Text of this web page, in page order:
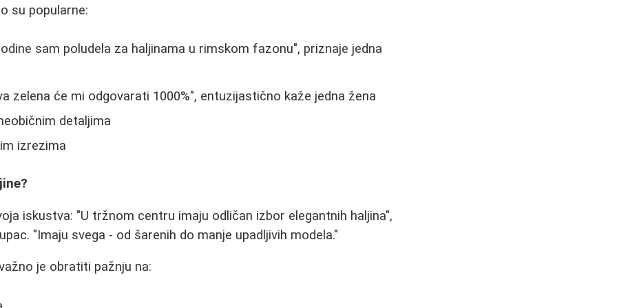
su popularne:
sam poludela za haljinama u rimskom fazonu", priznaje jedna
zelena će mi odgovarati 1000%", entuzijastično kaže jedna žena
detaljima
izrezima
iskustva: "U tržnom centru imaju odličan izbor elegantnih haljina",
"Imaju svega - od šarenih do manje upadljivih modela."
je obratiti pažnju na: